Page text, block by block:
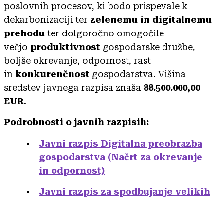
poslovnih procesov, ki bodo prispevale k
dekarbonizaciji ter zelenemu in digitalnemu
prehodu ter dolgoročno omogočile
večjo produktivnost gospodarske družbe,
boljše okrevanje, odpornost, rast
in konkurenčnost gospodarstva. Višina
sredstev javnega razpisa znaša 88.500.000,00
EUR.
Podrobnosti o javnih razpisih:
Javni razpis Digitalna preobrazba
gospodarstva (Načrt za okrevanje
in odpornost)
Javni razpis za spodbujanje velikih